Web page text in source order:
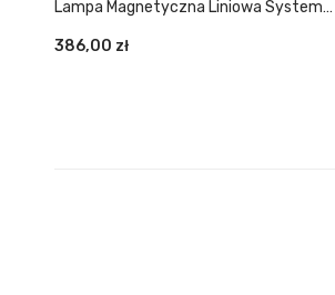
Lampa Magnetyczna Liniowa System
386,00 zł